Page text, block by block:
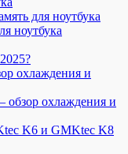
для ноутбука
ноутбука
охлаждения и
охлаждения и
K6 и GMKtec K8